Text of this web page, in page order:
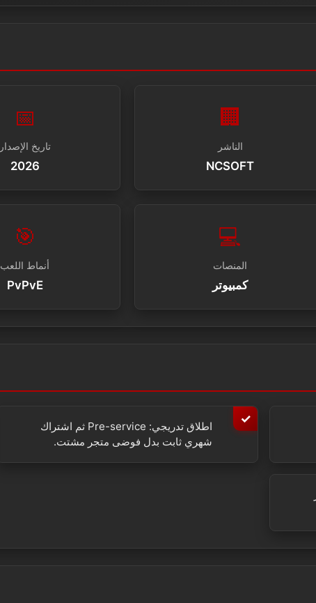
🏢
الناشر
NCSOFT
📅
تاريخ الإصدار
2026
💻
المنصات
كمبيوتر
🎯
أنماط اللعب
PvPvE
اطلاق تدريجي: Pre-service ثم اشتراك
شهري ثابت بدل فوضى متجر مشتت.